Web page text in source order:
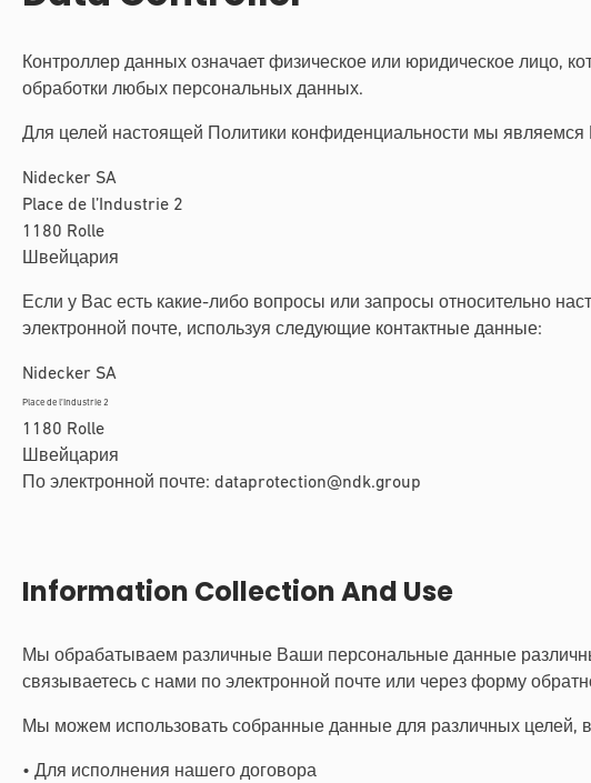
Контроллер данных означает физическое или юридическое лицо,
обработки любых персональных данных.
Для целей настоящей Политики конфиденциальности мы
Nidecker SA
Place de l’Industrie 2
1180 Rolle
Швейцария
Если у Вас есть какие-либо вопросы или запросы относительно
электронной почте, используя следующие контактные данные:
Nidecker SA
Place de l’Industrie 2
1180 Rolle
Швейцария
По электронной почте: dataprotection@ndk.group
Information Collection And Use
Мы обрабатываем различные Ваши персональные данные
связываетесь с нами по электронной почте или через форму
Мы можем использовать собранные данные для различных целей,
• Для исполнения нашего договора